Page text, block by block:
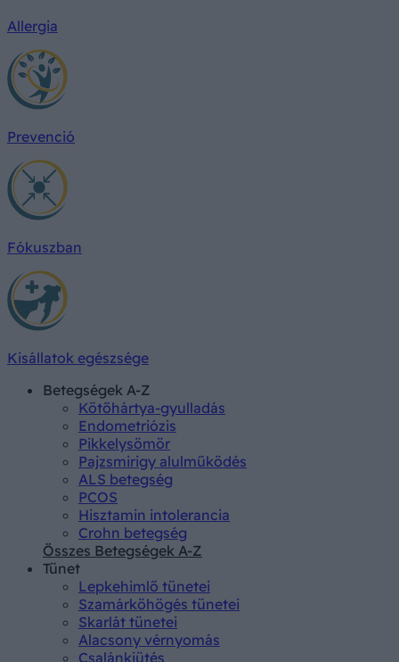
Allergia
Prevenció
Fókuszban
Kisállatok egészsége
Betegségek A-Z
Kötőhártya-gyulladás
Endometriózis
Pikkelysömör
Pajzsmirigy alulműködés
ALS betegség
PCOS
Hisztamin intolerancia
Crohn betegség
Összes Betegségek A-Z
Tünet
Lepkehimlő tünetei
Szamárköhögés tünetei
Skarlát tünetei
Alacsony vérnyomás
Csalánkiütés